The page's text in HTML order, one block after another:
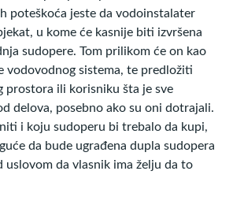
poteškoća jeste da vodoinstalater
u kome će kasnije biti izvršena
sudopere. Tom prilikom će on kao
vodovodnog sistema, te predložiti
prostora ili korisniku šta je sve
delova, posebno ako su oni dotrajali.
i koju sudoperu bi trebalo da kupi,
da bude ugrađena dupla sudopera
da vlasnik ima želju da to